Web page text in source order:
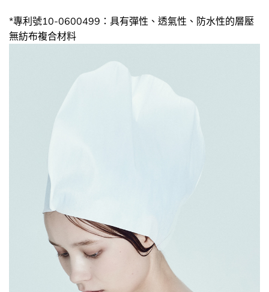
*專利號10-0600499：具有彈性、透氣性、防水性的層壓
無紡布複合材料